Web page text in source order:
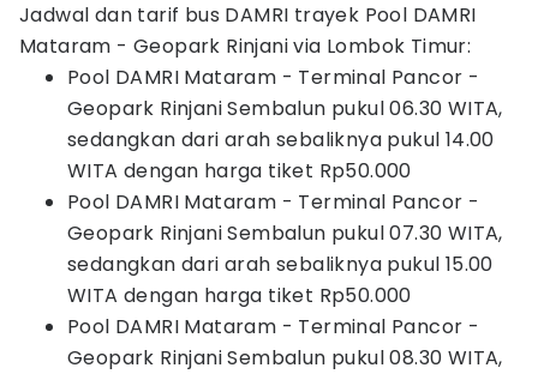
Jadwal dan tarif bus DAMRI trayek Pool DAMRI
Mataram - Geopark Rinjani via Lombok Timur:
Pool DAMRI Mataram - Terminal Pancor -
Geopark Rinjani Sembalun pukul 06.30 WITA,
sedangkan dari arah sebaliknya pukul 14.00
WITA dengan harga tiket Rp50.000
Pool DAMRI Mataram - Terminal Pancor -
Geopark Rinjani Sembalun pukul 07.30 WITA,
sedangkan dari arah sebaliknya pukul 15.00
WITA dengan harga tiket Rp50.000
Pool DAMRI Mataram - Terminal Pancor -
Geopark Rinjani Sembalun pukul 08.30 WITA,